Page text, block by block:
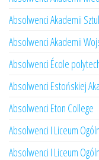
Absolwenci Akademii
Absolwenci Akademii
Absolwenci École
Absolwenci Estońskiej
Absolwenci Eton College
Absolwenci I Liceum
Absolwenci I Liceum